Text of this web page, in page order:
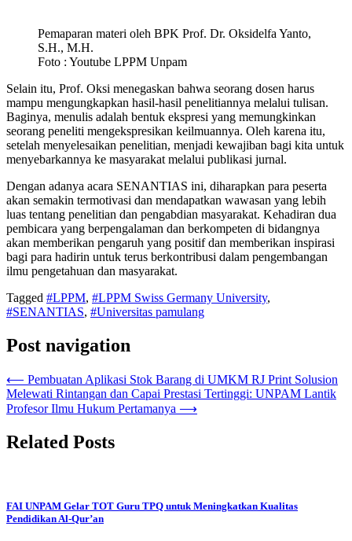
Pemaparan materi oleh BPK Prof. Dr. Oksidelfa Yanto,
S.H., M.H.
Foto : Youtube LPPM Unpam
Selain itu, Prof. Oksi menegaskan bahwa seorang dosen harus
mampu mengungkapkan hasil-hasil penelitiannya melalui tulisan.
Baginya, menulis adalah bentuk ekspresi yang memungkinkan
seorang peneliti mengekspresikan keilmuannya. Oleh karena itu,
setelah menyelesaikan penelitian, menjadi kewajiban bagi kita untuk
menyebarkannya ke masyarakat melalui publikasi jurnal.
Dengan adanya acara SENANTIAS ini, diharapkan para peserta
akan semakin termotivasi dan mendapatkan wawasan yang lebih
luas tentang penelitian dan pengabdian masyarakat. Kehadiran dua
pembicara yang berpengalaman dan berkompeten di bidangnya
akan memberikan pengaruh yang positif dan memberikan inspirasi
bagi para hadirin untuk terus berkontribusi dalam pengembangan
ilmu pengetahuan dan masyarakat.
Tagged #LPPM, #LPPM Swiss Germany University,
#SENANTIAS, #Universitas pamulang
Post navigation
⟵ Pembuatan Aplikasi Stok Barang di UMKM RJ Print Solusion
Melewati Rintangan dan Capai Prestasi Tertinggi: UNPAM Lantik
Profesor Ilmu Hukum Pertamanya ⟶
Related Posts
FAI UNPAM Gelar TOT Guru TPQ untuk Meningkatkan Kualitas
Pendidikan Al-Qur’an